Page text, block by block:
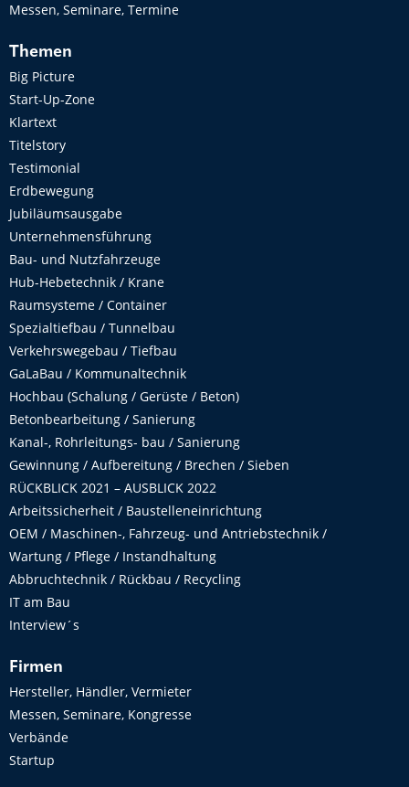
Messen, Seminare, Termine
Themen
Big Picture
Start-Up-Zone
Klartext
Titelstory
Testimonial
Erdbewegung
Jubiläumsausgabe
Unternehmensführung
Bau- und Nutzfahrzeuge
Hub-Hebetechnik / Krane
Raumsysteme / Container
Spezialtiefbau / Tunnelbau
Verkehrswegebau / Tiefbau
GaLaBau / Kommunaltechnik
Hochbau (Schalung / Gerüste / Beton)
Betonbearbeitung / Sanierung
Kanal-, Rohrleitungs- bau / Sanierung
Gewinnung / Aufbereitung / Brechen / Sieben
RÜCKBLICK 2021 – AUSBLICK 2022
Arbeitssicherheit / Baustelleneinrichtung
OEM / Maschinen-, Fahrzeug- und Antriebstechnik /
Wartung / Pflege / Instandhaltung
Abbruchtechnik / Rückbau / Recycling
IT am Bau
Interview´s
Firmen
Hersteller, Händler, Vermieter
Messen, Seminare, Kongresse
Verbände
Startup